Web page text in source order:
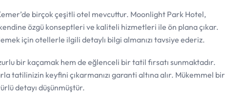
birçok çeşitli otel mevcuttur. Moonlight Park Hotel,
özgü konseptleri ve kaliteli hizmetleri ile ön plana çıkar.
için otellerle ilgili detaylı bilgi almanızı tavsiye ederiz.
bir kaçamak hem de eğlenceli bir tatil fırsatı sunmaktadır.
tatilinizin keyfini çıkarmanızı garanti altına alır. Mükemmel bir
detayı düşünmüştür.